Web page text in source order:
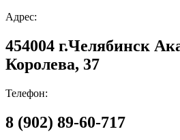
Адрес:
454004 г.Челябинск
Королева, 37
Телефон:
8 (902) 89-60-717